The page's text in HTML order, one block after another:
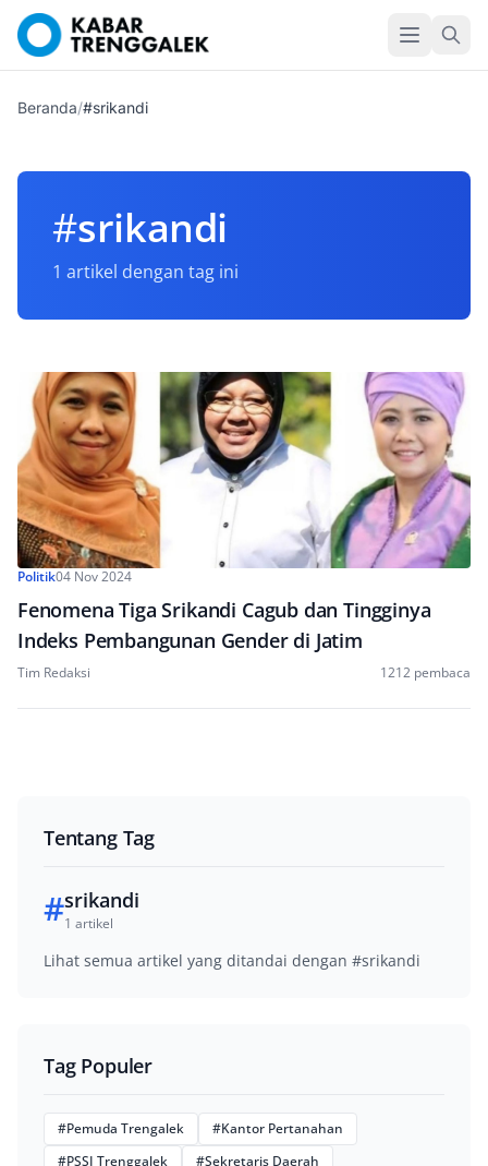
Beranda/#srikandi
#srikandi
1 artikel dengan tag ini
Politik04 Nov 2024
Fenomena Tiga Srikandi Cagub dan Tingginya
Indeks Pembangunan Gender di Jatim
Tim Redaksi 1212 pembaca
Tentang Tag
#srikandi
1 artikel
Lihat semua artikel yang ditandai dengan #srikandi
Tag Populer
#Pemuda Trengalek
#Kantor Pertanahan
#PSSI Trenggalek
#Sekretaris Daerah